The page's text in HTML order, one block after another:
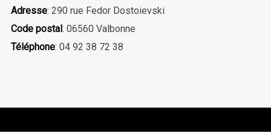
Adresse: 290 rue Fedor Dostoievski
Code postal: 06560 Valbonne
Téléphone: 04 92 38 72 38